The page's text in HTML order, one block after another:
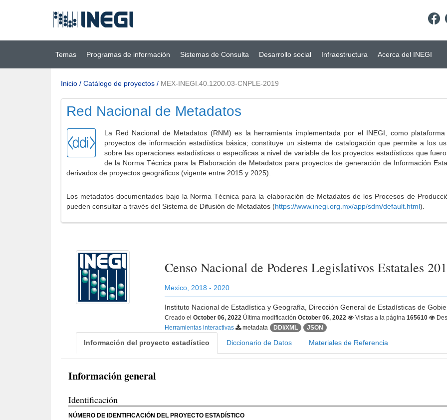
principal
(INEGI)
Temas Programas de información Sistemas de Consulta Desarrollo social Infraestructura Acerca del INEGI
Inicio / Catálogo de proyectos / MEX-INEGI.40.1200.03-CNPLE-2019
Red Nacional de Metadatos
La Red Nacional de Metadatos (RNM) es la herramienta implementada por el INEGI, como
proyectos de información estadística básica; constituye un sistema de catalogación que permite a los
sobre las operaciones estadísticas o específicas a nivel de variable de los proyectos estadísticos que
de la Norma Técnica para la Elaboración de Metadatos para proyectos de generación de Información
derivados de proyectos geográficos (vigente entre 2015 y 2025).
Los metadatos documentados bajo la Norma Técnica para la elaboración de Metadatos de los Procesos de
pueden consultar a través del Sistema de Difusión de Metadatos (https://www.inegi.org.mx/app/sdm/default.html).
Censo Nacional de Poderes Legislativos Estatales
Mexico 2018 - 2020
Instituto Nacional de Estadística y Geografía, Dirección General de Estadísticas de
Creado elOctober 06, 2022 Última modificaciónOctober 06, 2022 Visitas a la página165610
Herramientas interactivas
metadata DDI/XML JSON
Información del proyecto estadístico Diccionario de Datos Materiales de Referencia
Información general
Identificación
NÚMERO DE IDENTIFICACIÓN DEL PROYECTO ESTADÍSTICO